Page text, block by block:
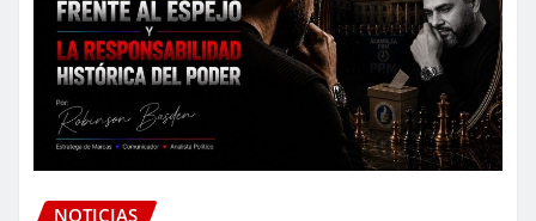
NOTICIAS